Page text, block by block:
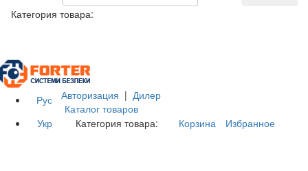
Категория товара:
Рус
Укр
Авторизация | Дилер
Каталог товаров
Категория товара:
Корзина Избранное